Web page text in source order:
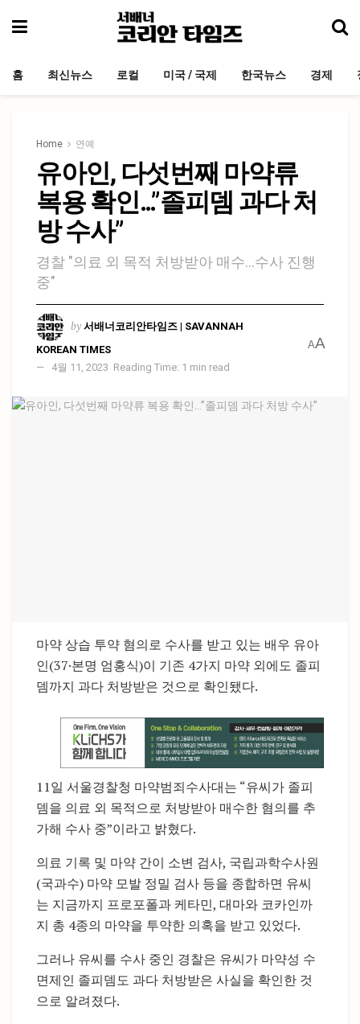
홈 최신뉴스 로컬 미국 / 국제 한국뉴스 경제
Home 연예
유아인, 다섯번째 마약류
복용 확인…”졸피뎀 과다 처
방 수사”
경찰 "의료 외 목적 처방받아 매수…수사 진행
중"
by 서배너코리안타임즈 | SAVANNAH
KOREAN TIMES
4월 11, 2023 Reading Time: 1 min read
AA
마약 상습 투약 혐의로 수사를 받고 있는 배우 유아
인(37·본명 엄홍식)이 기존 4가지 마약 외에도 졸피
뎀까지 과다 처방받은 것으로 확인됐다.
11일 서울경찰청 마약범죄수사대는 “유씨가 졸피
뎀을 의료 외 목적으로 처방받아 매수한 혐의를 추
가해 수사 중”이라고 밝혔다.
의료 기록 및 마약 간이 소변 검사, 국립과학수사원
(국과수) 마약 모발 정밀 검사 등을 종합하면 유씨
는 지금까지 프로포폴과 케타민, 대마와 코카인까
지 총 4종의 마약을 투약한 의혹을 받고 있었다.
그러나 유씨를 수사 중인 경찰은 유씨가 마약성 수
면제인 졸피뎀도 과다 처방받은 사실을 확인한 것
으로 알려졌다.